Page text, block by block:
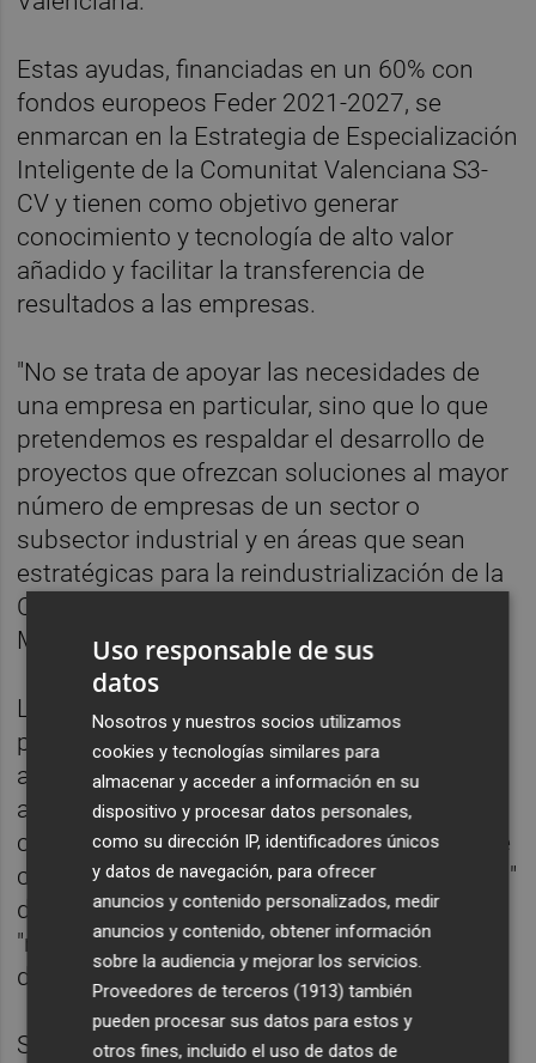
Estas ayudas, financiadas en un 60% con
fondos europeos Feder 2021-2027, se
enmarcan en la Estrategia de Especialización
Inteligente de la Comunitat Valenciana S3-
CV y tienen como objetivo generar
conocimiento y tecnología de alto valor
añadido y facilitar la transferencia de
resultados a las empresas.
"No se trata de apoyar las necesidades de
una empresa en particular, sino que lo que
pretendemos es respaldar el desarrollo de
proyectos que ofrezcan soluciones al mayor
número de empresas de un sector o
subsector industrial y en áreas que sean
estratégicas para la reindustrialización de la
Comunitat Valenciana", expone la consellera
Marian Cano.
La prioridad de Ivace+i es "dar impulso a los
proyectos disruptivos, de tecnología
avanzada y alto conocimiento científico que
ayuden a las empresas a ganar en
competitividad y a crear empleo estable y de
calidad". También apoyar el "valor diferencial"
de los institutos tecnológicos y su
"necesario y papel clave como
dinamizadores de la I+D+i".
Se pretende así intensificar la colaboración
Uso responsable de sus
datos
Nosotros y nuestros socios utilizamos
cookies y tecnologías similares para
almacenar y acceder a información en su
dispositivo y procesar datos personales,
como su dirección IP, identificadores únicos
y datos de navegación, para ofrecer
anuncios y contenido personalizados, medir
anuncios y contenido, obtener información
sobre la audiencia y mejorar los servicios.
Proveedores de terceros (1913) también
pueden procesar sus datos para estos y
otros fines, incluido el uso de datos de